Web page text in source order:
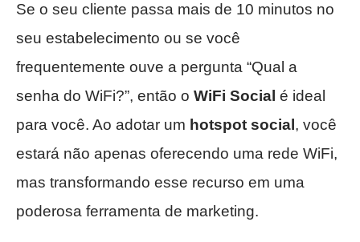
Se o seu cliente passa mais de 10 minutos no
seu estabelecimento ou se você
frequentemente ouve a pergunta “Qual a
senha do WiFi?”, então o WiFi Social é ideal
para você. Ao adotar um hotspot social , você
estará não apenas oferecendo uma rede WiFi,
mas transformando esse recurso em uma
poderosa ferramenta de marketing.